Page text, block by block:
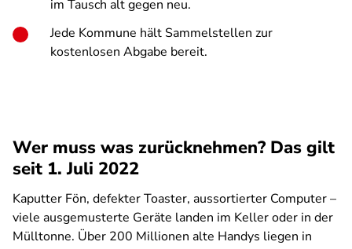
im Tausch alt gegen neu.
Jede Kommune hält Sammelstellen zur
kostenlosen Abgabe bereit.
Wer muss was zurücknehmen? Das gilt
seit 1. Juli 2022
Kaputter Fön, defekter Toaster, aussortierter Computer –
viele ausgemusterte Geräte landen im Keller oder in der
Mülltonne. Über 200 Millionen alte Handys liegen in